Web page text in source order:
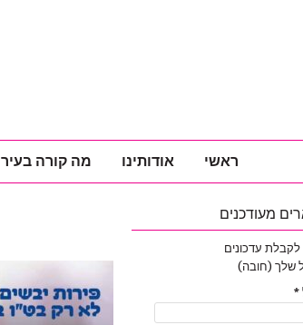
ראשי אודותינו מה קורה בעיר
מעודכנים
עדכונים
שלך (חובה)
*